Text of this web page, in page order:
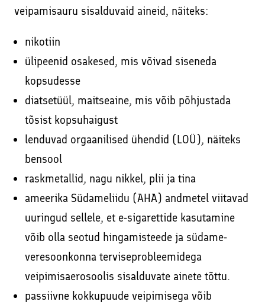
veipamisauru sisalduvaid aineid, näiteks:
nikotiin
ülipeenid osakesed, mis võivad siseneda
kopsudesse
diatsetüül, maitseaine, mis võib põhjustada
tõsist kopsuhaigust
lenduvad orgaanilised ühendid (LOÜ), näiteks
bensool
raskmetallid, nagu nikkel, plii ja tina
ameerika Südameliidu (AHA) andmetel viitavad
uuringud sellele, et e-sigarettide kasutamine
võib olla seotud hingamisteede ja südame-
veresoonkonna terviseprobleemidega
veipimisaerosoolis sisalduvate ainete tõttu.
passiivne kokkupuude veipimisega võib